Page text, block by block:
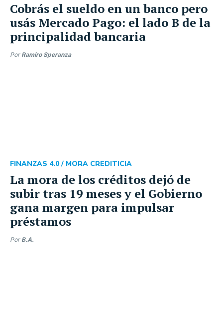
Cobrás el sueldo en un banco pero
usás Mercado Pago: el lado B de la
principalidad bancaria
Por Ramiro Speranza
La mora de los créditos dejó de
subir tras 19 meses y el Gobierno
gana margen para impulsar
préstamos
FINANZAS 4.0 / MORA CREDITICIA
Por B.A.